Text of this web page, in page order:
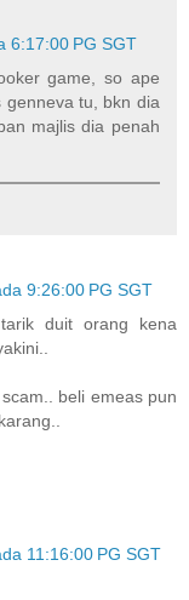
6:17:00 PG SGT
game, so ape
genneva tu, bkn dia
majlis dia penah
9:26:00 PG SGT
duit orang kena
beli emeas pun
11:16:00 PG SGT